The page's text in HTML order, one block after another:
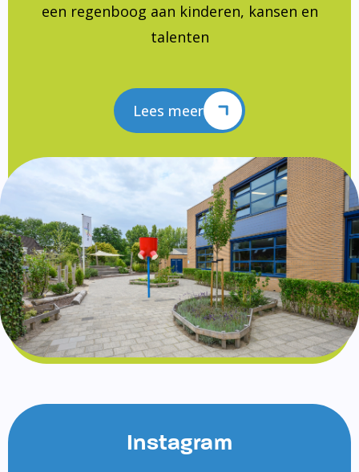
een regenboog aan kinderen, kansen en
talenten
Lees meer
Instagram